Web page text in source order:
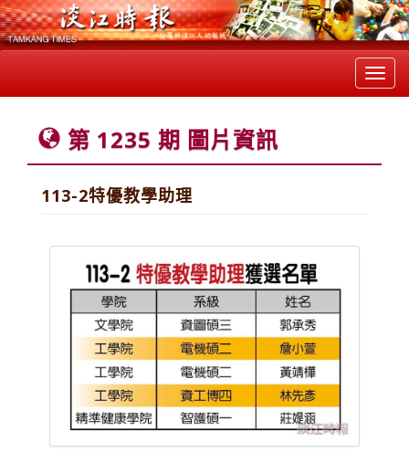
第 1235 期 圖片資訊
113-2特優教學助理